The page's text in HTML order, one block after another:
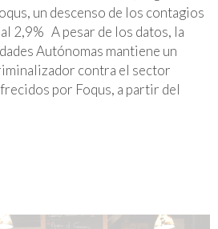
un descenso de los contagios
2,9% A pesar de los datos, la
Autónomas mantiene un
contra el sector
por Foqus, a partir del